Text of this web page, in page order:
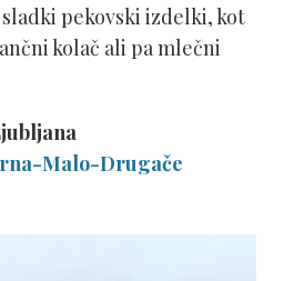
pekovski izdelki, kot
kolač ali pa mlečni
Malo-Drugače